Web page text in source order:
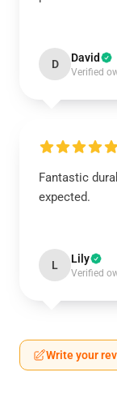
D David
Verified
Fantastic
expected.
L Lily
Verified
Write your